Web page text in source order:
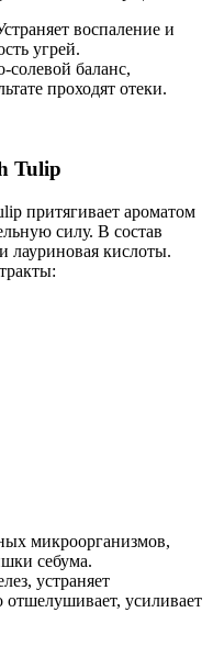
воспаление и
угрей.
баланс,
проходят отеки.
Tulip
притягивает ароматом
силу. В состав
лауриновая кислоты.
микроорганизмов,
себума.
устраняет
отшелушивает, усиливает